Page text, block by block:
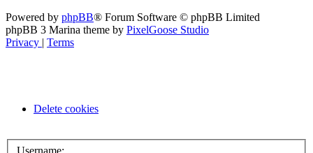
Powered by phpBB® Forum Software © phpBB Limited
phpBB 3 Marina theme by PixelGoose Studio
Privacy | Terms
Delete cookies
Username: